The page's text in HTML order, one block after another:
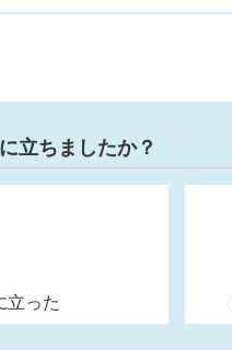
立ちましたか？
立った